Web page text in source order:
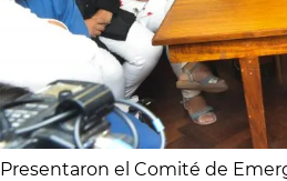
Presentaron el Comité de